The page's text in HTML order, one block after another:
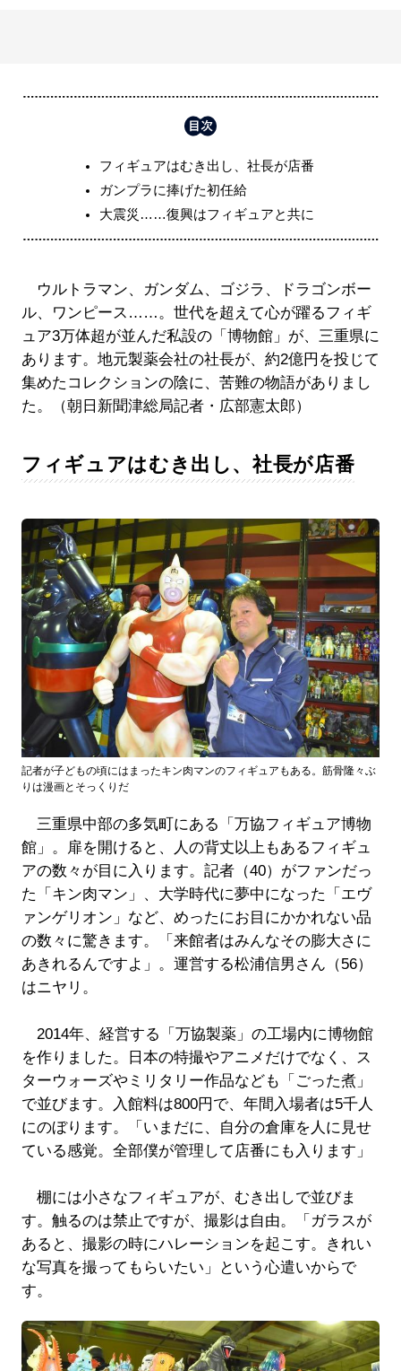
フィギュアはむき出し、社長が店番
ガンプラに捧げた初任給
大震災……復興はフィギュアと共に
ウルトラマン、ガンダム、ゴジラ、ドラゴンボー
ル、ワンピース……。世代を超えて心が躍るフィギ
ュア3万体超が並んだ私設の「博物館」が、三重県に
あります。地元製薬会社の社長が、約2億円を投じて
集めたコレクションの陰に、苦難の物語がありまし
た。（朝日新聞津総局記者・広部憲太郎）
フィギュアはむき出し、社長が店番
記者が子どもの頃にはまったキン肉マンのフィギュアもある。筋骨隆々ぶ
りは漫画とそっくりだ
三重県中部の多気町にある「万協フィギュア博物
館」。扉を開けると、人の背丈以上もあるフィギュ
アの数々が目に入ります。記者（40）がファンだっ
た「キン肉マン」、大学時代に夢中になった「エヴ
ァンゲリオン」など、めったにお目にかかれない品
の数々に驚きます。「来館者はみんなその膨大さに
あきれるんですよ」。運営する松浦信男さん（56）
はニヤリ。
2014年、経営する「万協製薬」の工場内に博物館
を作りました。日本の特撮やアニメだけでなく、ス
ターウォーズやミリタリー作品なども「ごった煮」
で並びます。入館料は800円で、年間入場者は5千人
にのぼります。「いまだに、自分の倉庫を人に見せ
ている感覚。全部僕が管理して店番にも入ります」
棚には小さなフィギュアが、むき出しで並びま
す。触るのは禁止ですが、撮影は自由。「ガラスが
あると、撮影の時にハレーションを起こす。きれい
な写真を撮ってもらいたい」という心遣いからで
す。